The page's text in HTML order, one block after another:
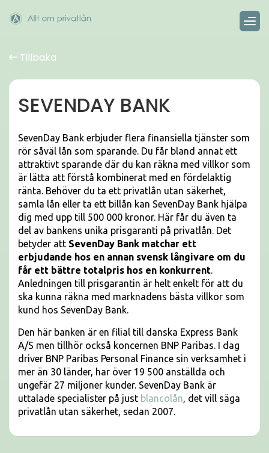
Tillbaka
SEVENDAY BANK
SevenDay Bank erbjuder flera finansiella tjänster som
rör såväl lån som sparande. Du får bland annat ett
attraktivt sparande där du kan räkna med villkor som
är lätta att förstå kombinerat med en fördelaktig
ränta. Behöver du ta ett privatlån utan säkerhet,
samla lån eller ta ett billån kan SevenDay Bank hjälpa
dig med upp till 500 000 kronor. Här får du även ta
del av bankens unika prisgaranti på privatlån. Det
betyder att SevenDay Bank matchar ett
erbjudande hos en annan svensk långivare om du
får ett bättre totalpris hos en konkurrent.
Anledningen till prisgarantin är helt enkelt för att du
ska kunna räkna med marknadens bästa villkor som
kund hos SevenDay Bank.
Den här banken är en filial till danska Express Bank
A/S men tillhör också koncernen BNP Paribas. I dag
driver BNP Paribas Personal Finance sin verksamhet i
mer än 30 länder, har över 19 500 anställda och
ungefär 27 miljoner kunder. SevenDay Bank är
uttalade specialister på just blancolån, det vill säga
privatlån utan säkerhet, sedan 2007.